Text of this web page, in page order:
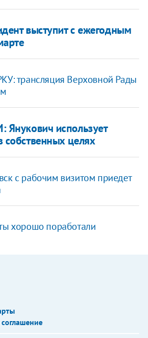
выступит с ежегодным
трансляция Верховной Рады
Янукович использует
целях
с рабочим визитом приедет
хорошо поработали